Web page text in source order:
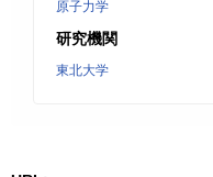
原子力学
研究機関
東北大学